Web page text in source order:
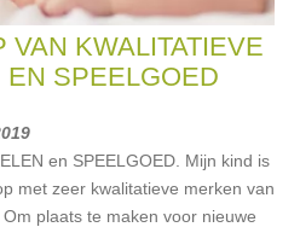
VAN KWALITATIEVE
SPEELGOED
en SPEELGOED. Mijn kind is
met zeer kwalitatieve merken van
plaats te maken voor nieuwe